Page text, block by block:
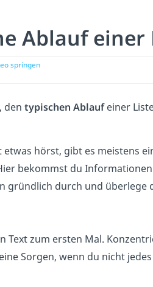
Ablauf
springen
den typischen Ablaufeiner
etwas hörst, gibt es meistens
bekommst du
gründlich durch und
Text zum ersten Mal.
Sorgen, wenn du nicht